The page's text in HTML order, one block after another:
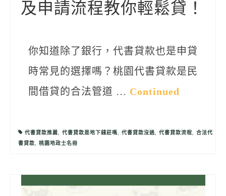
及申請流程教你輕鬆貸！
你知道除了銀行，代書貸款也是申貸
時常見的選擇嗎？桃園代書貸款是民
間借貸的合法管道 … Continued
代書貸款推薦, 代書貸款是地下錢莊嗎, 代書貸款沒過, 代書貸款流程, 合法代
書貸款, 桃園地政士名冊